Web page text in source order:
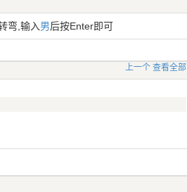
弯,输入男后按Enter即可
上一个 查看全部